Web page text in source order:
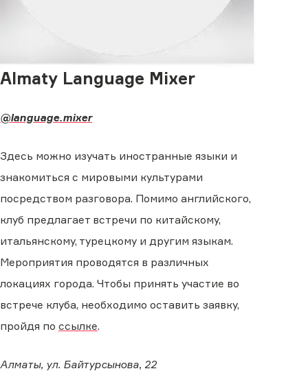
Almaty Language Mixer
@language.mixer
Здесь можно изучать иностранные языки и
знакомиться с мировыми культурами
посредством разговора. Помимо английского,
клуб предлагает встречи по китайскому,
итальянскому, турецкому и другим языкам.
Мероприятия проводятся в различных
локациях города. Чтобы принять участие во
встрече клуба, необходимо оставить заявку,
пройдя по ссылке.
Алматы, ул. Байтурсынова, 22